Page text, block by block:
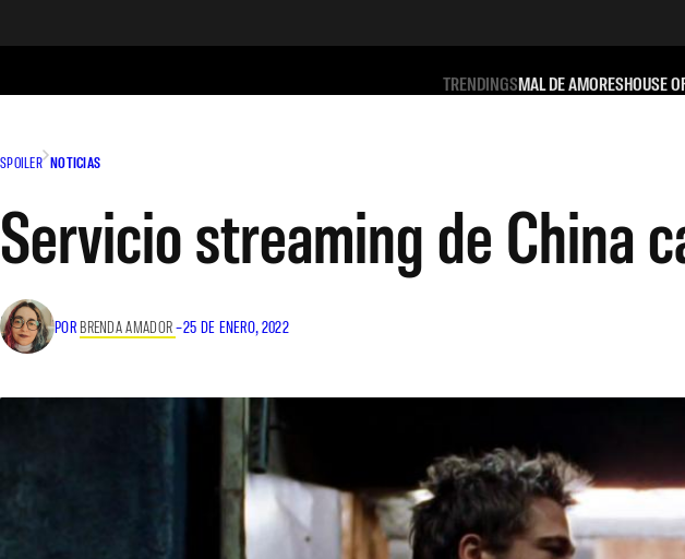
TRENDINGSMAL DE AMORESHOUSE
SPOILER NOTICIAS
Servicio streaming de China
POR BRENDA AMADOR–25 DE ENERO, 2022